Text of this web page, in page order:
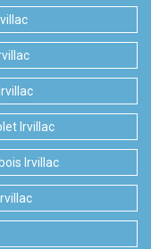
Irvillac
Irvillac